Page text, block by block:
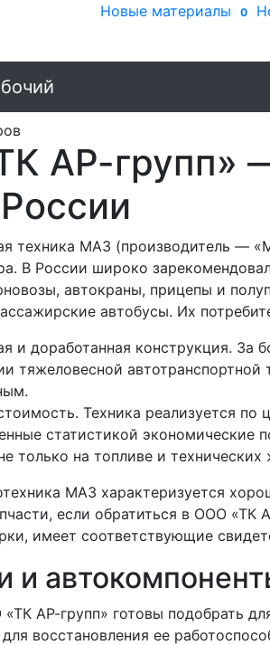
Новые материалы 0
АР-групп»
техника МАЗ (производитель —
В России широко
автокраны, прицепы и
автобусы. Их
и доработанная конструкция. За
тяжеловесной
Техника реализуется
статистикой экономические
только на топливе и
МАЗ характеризуется
если обратиться в ООО
имеет соответствующие
и
АР-групп» готовы подобрать
восстановления ее